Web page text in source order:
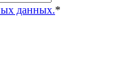
данных.*